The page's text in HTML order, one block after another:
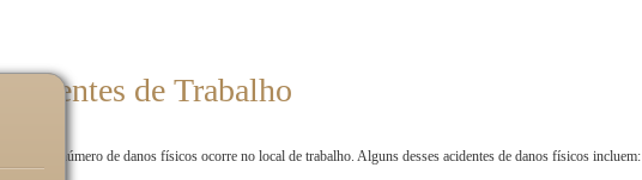
Acidentes de Trabalho
Um grande número de danos físicos ocorre no local de trabalho. Alguns desses acidentes de danos físicos incluem: